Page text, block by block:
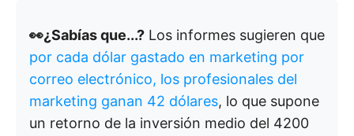
👀¿Sabías que...? Los informes sugieren que
por cada dólar gastado en marketing por
correo electrónico, los profesionales del
marketing ganan 42 dólares, lo que supone
un retorno de la inversión medio del 4200